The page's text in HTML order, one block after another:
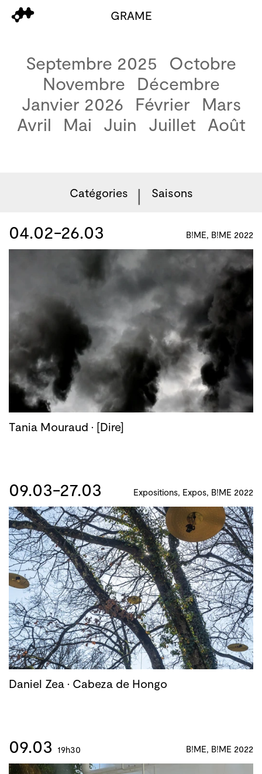
GRAME
Septembre 2025
Octobre
Novembre
Décembre
Janvier 2026
Février
Mars
Avril
Mai Juin Juillet Août
Catégories Saisons
04.02-26.03 B!ME, B!ME 2022
Tania Mouraud · [Dire]
09.03-27.03 Expositions, Expos, B!ME 2022
Daniel Zea · Cabeza de Hongo
09.03 19h30 B!ME, B!ME 2022